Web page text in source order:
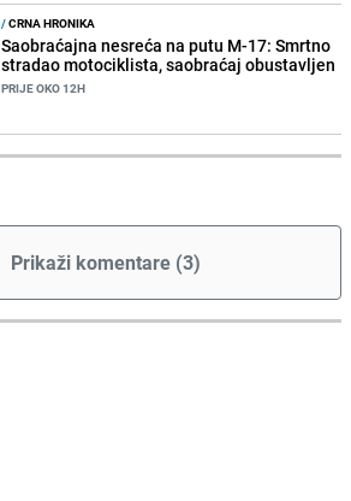
/CRNA HRONIKA
Saobraćajna nesreća na putu M-17: Smrtno
stradao motociklista, saobraćaj obustavljen
PRIJE OKO 12H
Prikaži komentare (3)